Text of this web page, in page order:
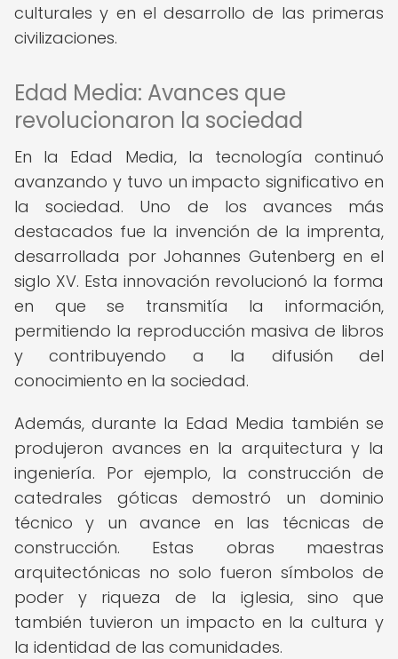
culturales y en el desarrollo de las primeras
civilizaciones.
Edad Media: Avances que
revolucionaron la sociedad
En la Edad Media, la tecnología continuó
avanzando y tuvo un impacto significativo en
la sociedad. Uno de los avances más
destacados fue la invención de la imprenta,
desarrollada por Johannes Gutenberg en el
siglo XV. Esta innovación revolucionó la forma
en que se transmitía la información,
permitiendo la reproducción masiva de libros
y contribuyendo a la difusión del
conocimiento en la sociedad.
Además, durante la Edad Media también se
produjeron avances en la arquitectura y la
ingeniería. Por ejemplo, la construcción de
catedrales góticas demostró un dominio
técnico y un avance en las técnicas de
construcción. Estas obras maestras
arquitectónicas no solo fueron símbolos de
poder y riqueza de la iglesia, sino que
también tuvieron un impacto en la cultura y
la identidad de las comunidades.